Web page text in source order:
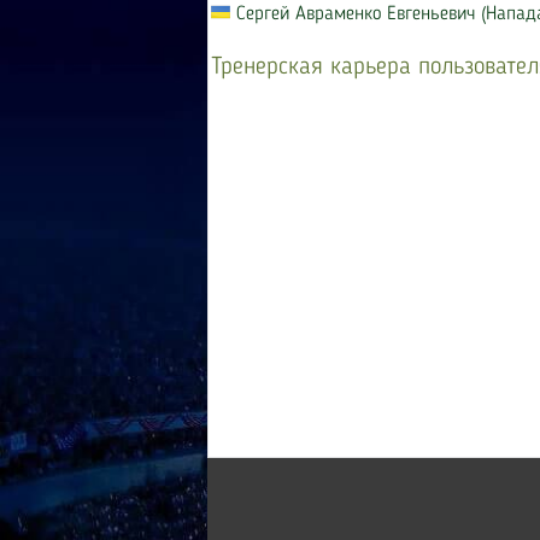
Сергей Авраменко Евгеньевич
Тренерская карьера